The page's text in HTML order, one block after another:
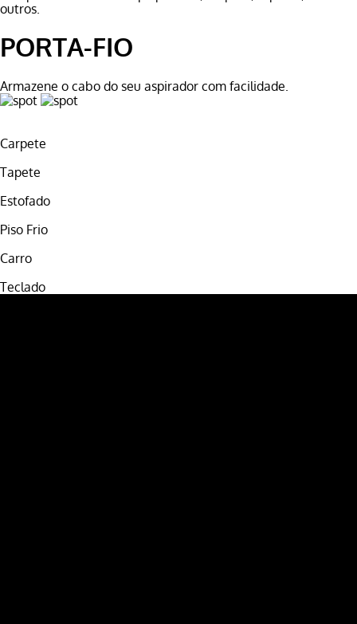
outros.
PORTA-FIO
Armazene o cabo do seu aspirador com facilidade.
Carpete
Tapete
Estofado
Piso Frio
Carro
Teclado